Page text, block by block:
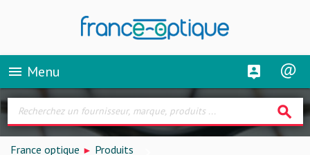
menu Menu
search
France optique Produits